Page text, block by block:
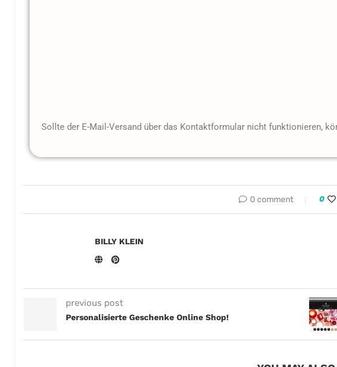
Sollte der E-Mail-Versand über das Kontaktformular nicht funktionieren,
0 comment 0
BILLY KLEIN
previous post
Personalisierte Geschenke Online Shop!